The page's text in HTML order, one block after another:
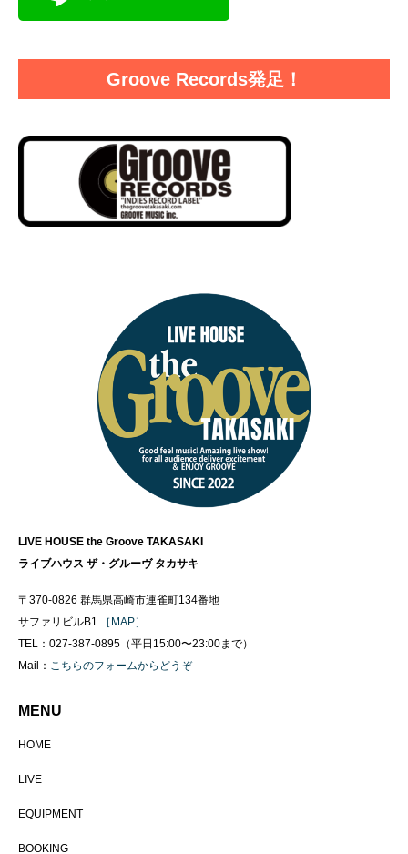
Groove Records発足！
LIVE HOUSE the Groove TAKASAKI
ライブハウス ザ・グルーヴ タカサキ
〒370-0826 群馬県高崎市連雀町134番地
サファリビルB1
［MAP］
TEL：027-387-0895（平日15:00〜23:00まで）
Mail： こちらのフォームからどうぞ
MENU
HOME
LIVE
EQUIPMENT
BOOKING